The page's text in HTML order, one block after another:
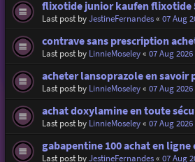
flixotide junior kaufen flixotide
Last post byJestineFernandes« 07 Aug
contrave sans prescription
Last post by LinnieMoseley« 07 Aug 2026
acheter lansoprazole en savoir
Last post by LinnieMoseley« 07 Aug 2026
achat doxylamine en toute
Last post by LinnieMoseley« 07 Aug 2026
gabapentine 100 achat en
Last post byJestineFernandes« 07 Aug